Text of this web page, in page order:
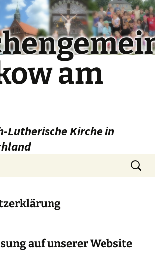
am
Lutherische Kirche in
Suchen
nach:
auf unserer Website